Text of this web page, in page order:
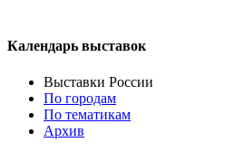
Календарь выставок
Выставки России
По городам
По тематикам
Архив